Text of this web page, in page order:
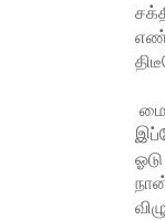
எண்
மை